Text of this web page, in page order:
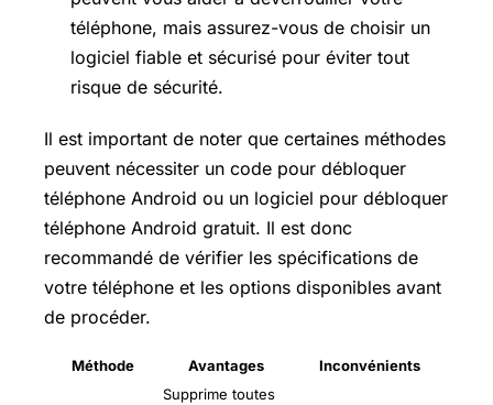
téléphone, mais assurez-vous de choisir un
logiciel fiable et sécurisé pour éviter tout
risque de sécurité.
Il est important de noter que certaines méthodes
peuvent nécessiter un code pour débloquer
téléphone Android ou un logiciel pour débloquer
téléphone Android gratuit. Il est donc
recommandé de vérifier les spécifications de
votre téléphone et les options disponibles avant
de procéder.
Méthode Avantages Inconvénients
Supprime toutes